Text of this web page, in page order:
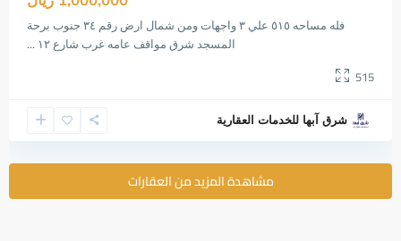
فله مساحه ٥١٥ علي ٣ واجهات ومن شمال ارض رقم ٣٤ جنوب برحة
المسجد شرق مواقف عامه غرب شارع ١٢
...
515
شرق آبها للخدمات العقارية
مشاهدة المزيد من العقارات